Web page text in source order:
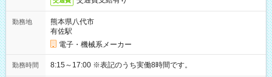
勤務地
熊本県八代市
有佐駅
電子・機械系メーカー
勤務時間 8:15～17:00 ※表記のうち実働8時間です。